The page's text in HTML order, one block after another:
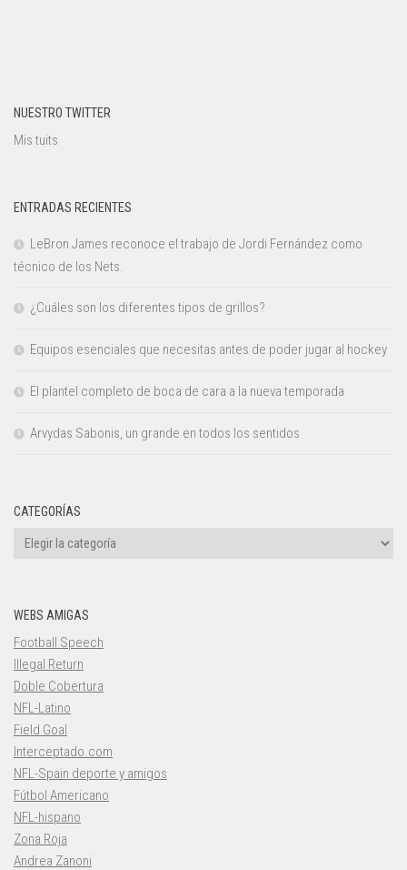
NUESTRO TWITTER
Mis tuits
ENTRADAS RECIENTES
LeBron James reconoce el trabajo de Jordi Fernández como
técnico de los Nets.
¿Cuáles son los diferentes tipos de grillos?
Equipos esenciales que necesitas antes de poder jugar al hockey
El plantel completo de boca de cara a la nueva temporada
Arvydas Sabonis, un grande en todos los sentidos
CATEGORÍAS
Categorías
WEBS AMIGAS
Football Speech
Illegal Return
Doble Cobertura
NFL-Latino
Field Goal
Interceptado.com
NFL-Spain deporte y amigos
Fútbol Americano
NFL-hispano
Zona Roja
Andrea Zanoni